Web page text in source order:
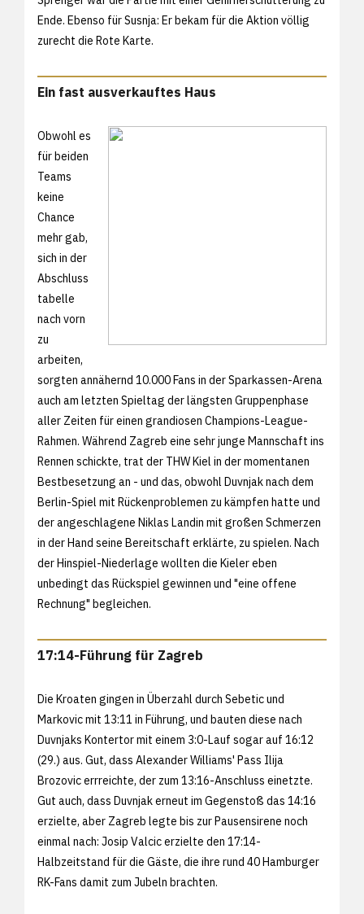
Ende. Ebenso für Susnja: Er bekam für die Aktion völlig
zurecht die Rote Karte.
Ein fast ausverkauftes Haus
Obwohl es
für beiden
Teams
keine
Chance
mehr gab,
sich in der
Abschluss
tabelle
nach vorn
zu
arbeiten,
sorgten annähernd 10.000 Fans in der Sparkassen-Arena
auch am letzten Spieltag der längsten Gruppenphase
aller Zeiten für einen grandiosen Champions-League-
Rahmen. Während Zagreb eine sehr junge Mannschaft ins
Rennen schickte, trat der THW Kiel in der momentanen
Bestbesetzung an - und das, obwohl Duvnjak nach dem
Berlin-Spiel mit Rückenproblemen zu kämpfen hatte und
der angeschlagene Niklas Landin mit großen Schmerzen
in der Hand seine Bereitschaft erklärte, zu spielen. Nach
der Hinspiel-Niederlage wollten die Kieler eben
unbedingt das Rückspiel gewinnen und "eine offene
Rechnung" begleichen.
17:14-Führung für Zagreb
Die Kroaten gingen in Überzahl durch Sebetic und
Markovic mit 13:11 in Führung, und bauten diese nach
Duvnjaks Kontertor mit einem 3:0-Lauf sogar auf 16:12
(29.) aus. Gut, dass Alexander Williams' Pass Ilija
Brozovic errreichte, der zum 13:16-Anschluss einetzte.
Gut auch, dass Duvnjak erneut im Gegenstoß das 14:16
erzielte, aber Zagreb legte bis zur Pausensirene noch
einmal nach: Josip Valcic erzielte den 17:14-
Halbzeitstand für die Gäste, die ihre rund 40 Hamburger
RK-Fans damit zum Jubeln brachten.